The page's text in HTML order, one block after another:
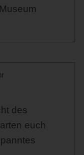
des
euch